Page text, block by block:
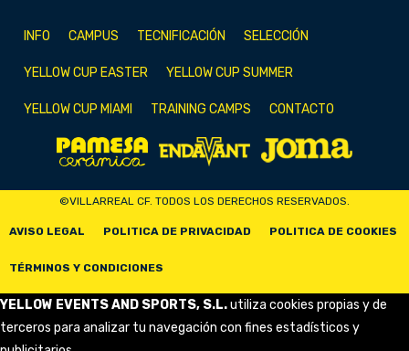
INFO CAMPUS TECNIFICACIÓN SELECCIÓN
YELLOW CUP EASTER YELLOW CUP SUMMER
YELLOW CUP MIAMI TRAINING CAMPS CONTACTO
©VILLARREAL CF. TODOS LOS DERECHOS RESERVADOS.
AVISO LEGAL POLITICA DE PRIVACIDAD POLITICA DE COOKIES
TÉRMINOS Y CONDICIONES
YELLOW EVENTS AND SPORTS, S.L.utiliza cookies propias y de
terceros para analizar tu navegación con fines estadísticos y